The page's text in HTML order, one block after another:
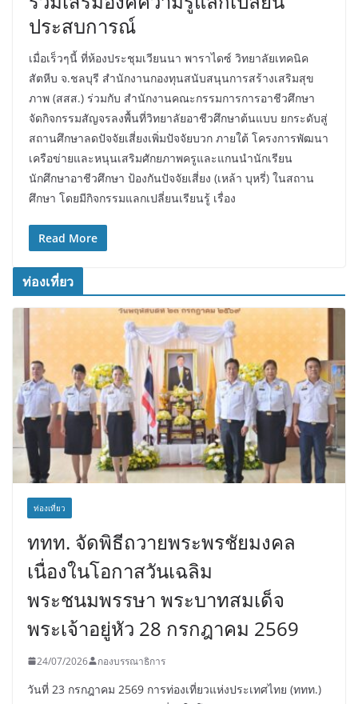
ประสบการณ์
เมื่อเร็วๆนี้ ที่ห้องประชุมเวียนนา พาราไดซ์ วิทยาลัยเทคนิค
สัตหีบ จ.ชลบุรี สำนักงานกองทุนสนับสนุนการสร้างเสริมสุข
ภาพ (สสส.) ร่วมกับ สำนักงานคณะกรรมการการอาชีวศึกษา
จัดกิจกรรมสัญจรลงพื้นที่วิทยาลัยอาชีวศึกษาต้นแบบ ยกระดับสู่
สถานศึกษาลดปัจจัยเสี่ยงเพิ่มปัจจัยบวก ภายใต้ โครงการพัฒนา
เครือข่ายและหนุนเสริมศักยภาพครูและแกนนำนักเรียน
นักศึกษาอาชีวศึกษา ป้องกันปัจจัยเสี่ยง (เหล้า บุหรี่) ในสถาน
ศึกษา โดยมีกิจกรรมแลกเปลี่ยนเรียนรู้ เรื่อง
Read More
ท่องเที่ยว
ท่องเที่ยว
ททท. จัดพิธีถวายพระพรชัยมงคล
เนื่องในโอกาสวันเฉลิม
พระชนมพรรษา พระบาทสมเด็จ
พระเจ้าอยู่หัว 28 กรกฎาคม 2569
24/07/2026 กองบรรณาธิการ
วันที่ 23 กรกฎาคม 2569 การท่องเที่ยวแห่งประเทศไทย (ททท.)